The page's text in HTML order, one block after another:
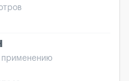
применению